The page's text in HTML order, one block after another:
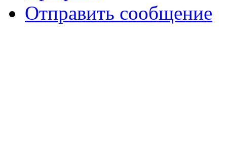
Отправить сообщение